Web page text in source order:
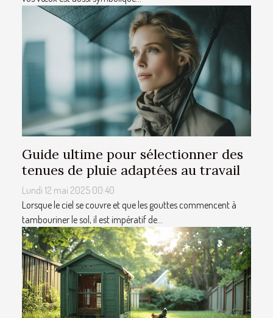
Guide ultime pour sélectionner des
tenues de pluie adaptées au travail
Lundi 12 mai 2025 00:40
Lorsque le ciel se couvre et que les gouttes commencent à
tambouriner le sol, il est impératif de...